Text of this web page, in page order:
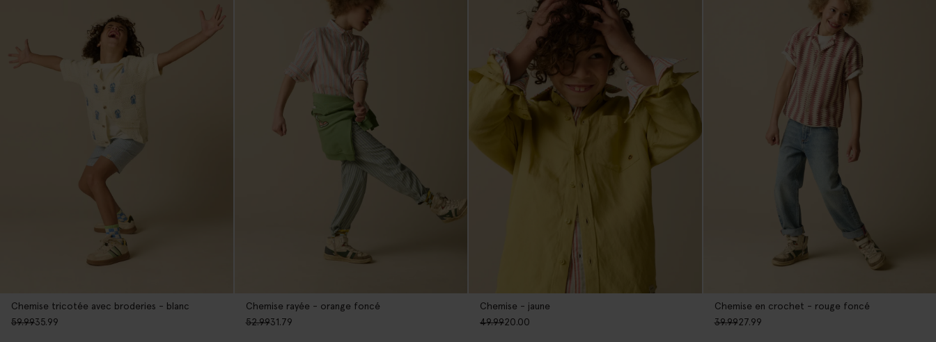
Chemise tricotée avec broderies - blanc
59.9935.99
Chemise rayée - orange foncé
52.9931.79
Chemise - jaune
49.9920.00
Chemise en crochet - rouge foncé
39.9927.99